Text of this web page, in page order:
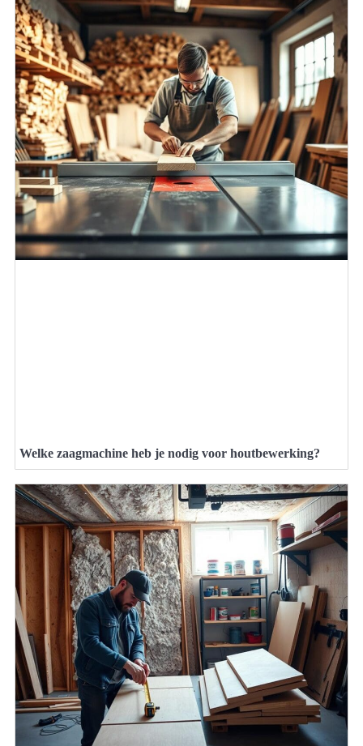
Welke zaagmachine heb je nodig voor houtbewerking?